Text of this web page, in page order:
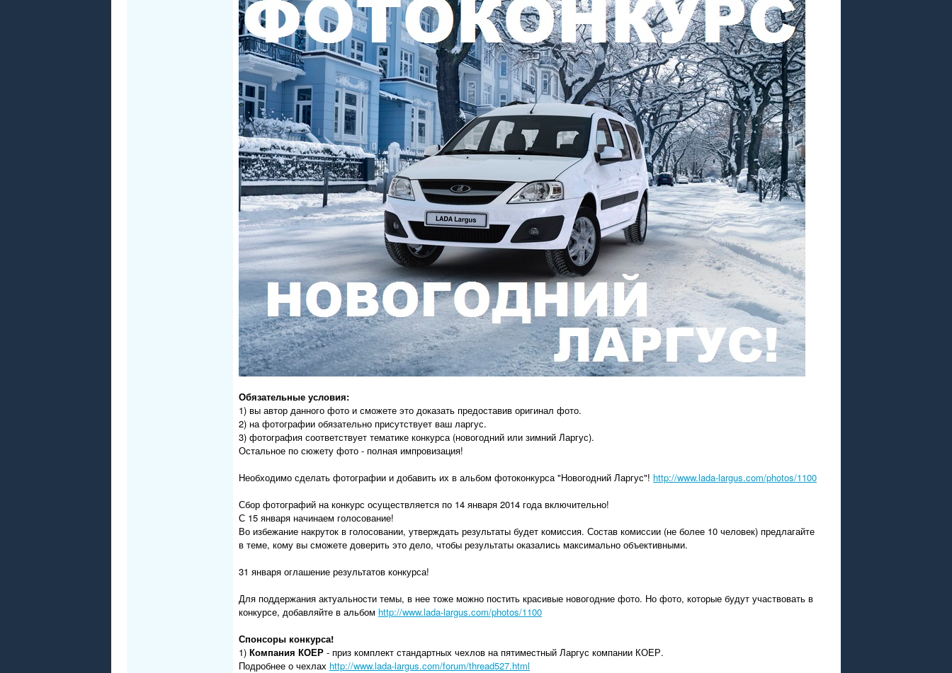
Обязательные условия:
1) вы автор данного фото и сможете это доказать предоставив оригинал фото.
2) на фотографии обязательно присутствует ваш ларгус.
3) фотография соответствует тематике конкурса (новогодний или зимний Ларгус).
Остальное по сюжету фото - полная импровизация!
Необходимо сделать фотографии и добавить их в альбом фотоконкурса "Новогодний Ларгус"! http://www.lada-largus.com/photos/1100
Сбор фотографий на конкурс осуществляется по 14 января 2014 года включительно!
С 15 января начинаем голосование!
Во избежание накруток в голосовании, утверждать результаты будет комиссия. Состав комиссии (не более 10 человек) предлагайте
в теме, кому вы сможете доверить это дело, чтобы результаты оказались максимально объективными.
31 января оглашение результатов конкурса!
Для поддержания актуальности темы, в нее тоже можно постить красивые новогодние фото. Но фото, которые будут участвовать в
конкурсе, добавляйте в альбом http://www.lada-largus.com/photos/1100
Спонсоры конкурса!
1) Компания КОЕР - приз комплект стандартных чехлов на пятиместный Ларгус компании КОЕР.
Подробнее о чехлах http://www.lada-largus.com/forum/thread527.html